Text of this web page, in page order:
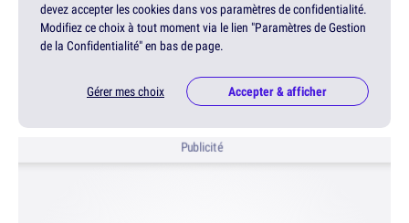
devez accepter les cookies dans vos paramètres de confidentialité.
Modifiez ce choix à tout moment via le lien "Paramètres de Gestion
de la Confidentialité" en bas de page.
Gérer mes choix Accepter & afficher
Publicité